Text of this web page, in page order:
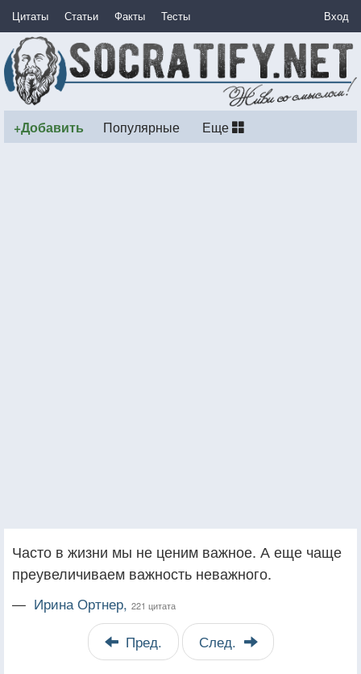
Цитаты Статьи Факты Тесты Вход
+Добавить Популярные Еще
Часто в жизни мы не ценим важное. А еще чаще
преувеличиваем важность неважного.
— Ирина Ортнер, 221 цитата
Пред. След.